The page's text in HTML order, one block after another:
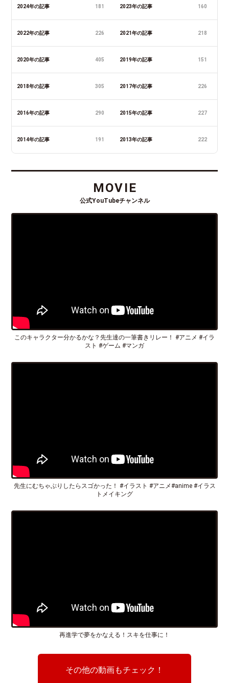
2024年の記事 181 2023年の記事 160
2022年の記事 226 2021年の記事 218
2020年の記事 405 2019年の記事 151
2018年の記事 305 2017年の記事 226
2016年の記事 290 2015年の記事 227
2014年の記事 191 2013年の記事 222
MOVIE
公式YouTubeチャンネル
このキャラクター分かるかな？先生達の一筆書きリレー！ #アニメ #イラ
スト #ゲーム #マンガ
先生にむちゃぶりしたらスゴかった！ #イラスト #アニメ#anime #イラス
トメイキング
再進学で夢をかなえる！スキを仕事に！
その他の動画もチェック！